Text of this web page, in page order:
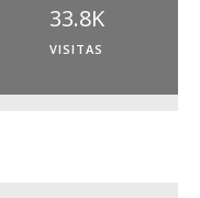
33.8K
VISITAS